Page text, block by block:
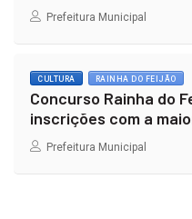
Prefeitura Municipal
CULTURA RAINHA DO FEIJÃO
Concurso Rainha do
inscrições com a
Prefeitura Municipal